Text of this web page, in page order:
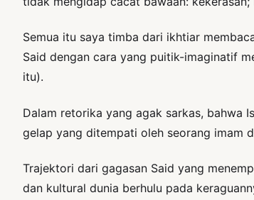
Semua itu saya timba dari ikhtiar
Said dengan cara yang puitik-imaginatif
itu).
Dalam retorika yang agak sarkas, bahwa
gelap yang ditempati oleh seorang imam
Trajektori dari gagasan Said yang
dan kultural dunia berhulu pada